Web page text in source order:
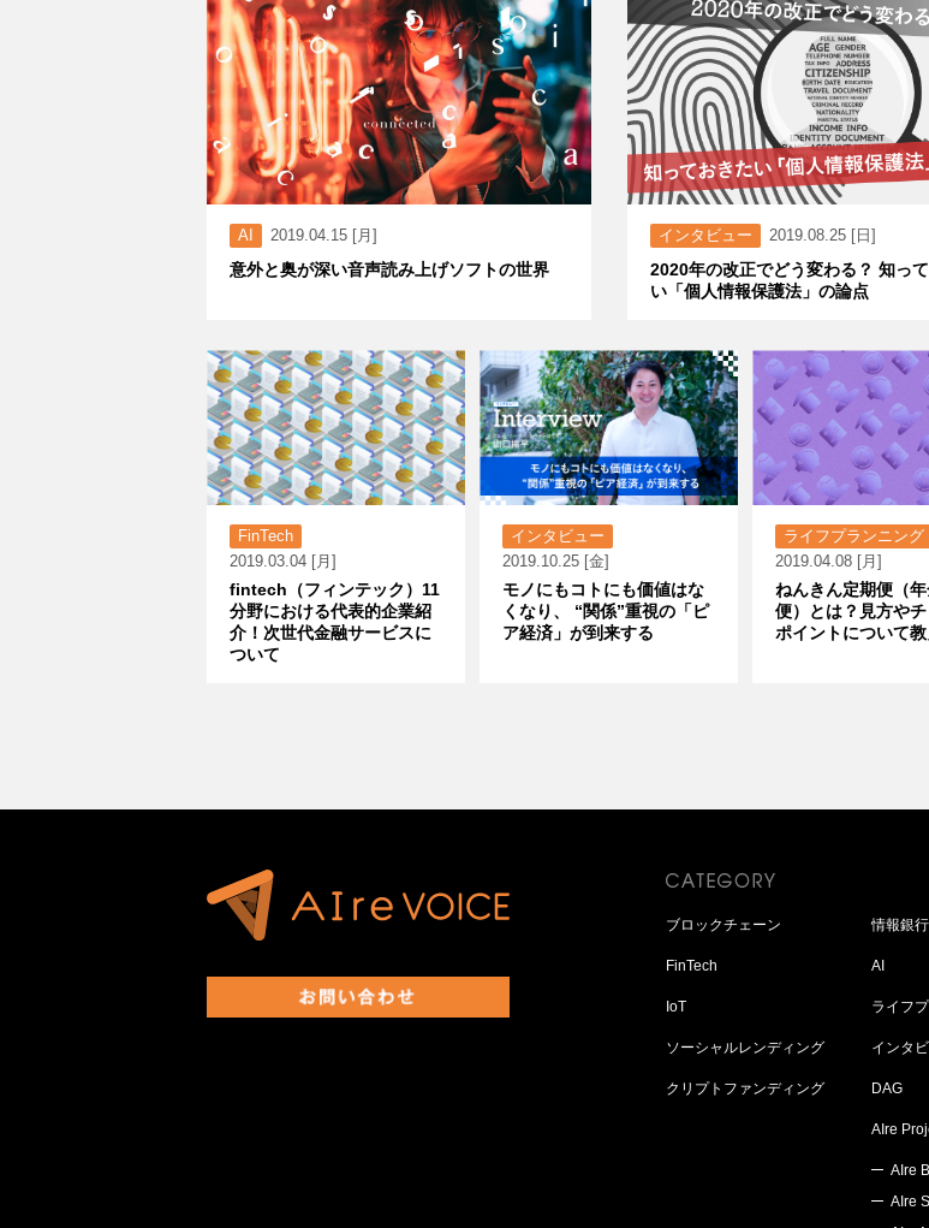
AI 2019.04.15 [月]
意外と奥が深い音声読み上げソフトの世界
インタビュー 2019.08.25 [日]
2020年の改正でどう変わる？ 知っ
い「個人情報保護法」の論点
FinTech
2019.03.04 [月]
fintech（フィンテック）11
分野における代表的企業紹
介！次世代金融サービスに
ついて
インタビュー
2019.10.25 [金]
モノにもコトにも価値はな
くなり、 “関係”重視の「ピ
ア経済」が到来する
ライフプランニング
2019.04.08 [月]
ねんきん定期便（年
便）とは？見方やチ
ポイントについて
ブロックチェーン
FinTech
IoT
ソーシャルレンディング
クリプトファンディング
情報銀行
AI
ライフ
インタ
DAG
AIre
AIre
AIre